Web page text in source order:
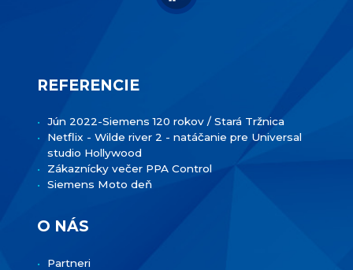
REFERENCIE
Jún 2022-Siemens 120 rokov / Stará Tržnica
Netflix - Wilde river 2 - natáčanie pre Universal
studio Hollywood
Zákaznícky večer PPA Control
Siemens Moto deň
O NÁS
Partneri